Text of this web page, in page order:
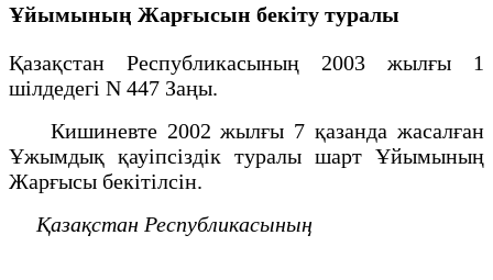
Ұйымының Жарғысын бекіту туралы
Қазақстан Республикасының 2003 жылғы 1
шілдедегі N 447 Заңы.
Кишиневте 2002 жылғы 7 қазанда жасалған
Ұжымдық қауіпсіздік туралы шарт Ұйымының
Жарғысы бекітілсін.
Қазақстан Республикасының